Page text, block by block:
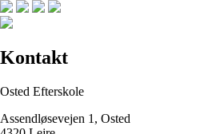
Kontakt
Osted Efterskole
Assendløsevejen 1, Osted